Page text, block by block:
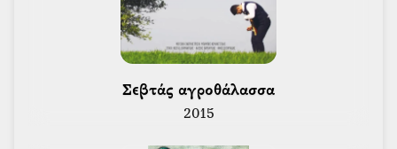
Σεβτάς αγροθάλασσα
2015